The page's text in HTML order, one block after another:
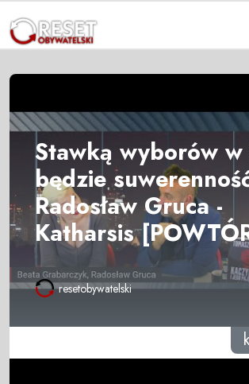
Stawką wyborów
będzie
Radosław Gruca -
Katharsis
resetobywatelski